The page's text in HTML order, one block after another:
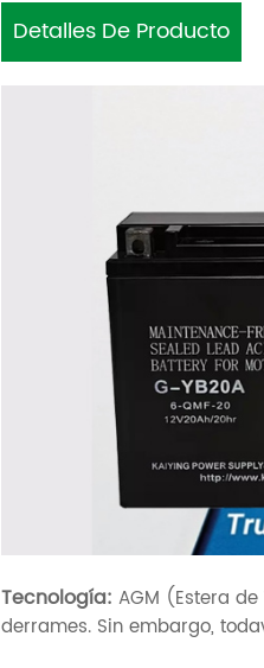
Detalles De Producto
Tecnología: AGM (Estera
derrames. Sin embargo,